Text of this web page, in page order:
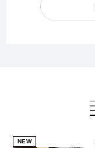
NEW